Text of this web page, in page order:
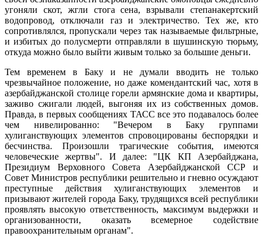
угоняли скот, жгли стога сена, взрывали степанакертский
водопровод, отключали газ и электричество. Тех же, кто
сопротивлялся, пропускали через так называемые фильтрные,
и избитых до полусмерти отправляли в шушинскую тюрьму,
откуда можно было выйти живым только за большие деньги.
Тем временем в Баку и не думали вводить не только
чрезвычайное положение, но даже комендантский час, хотя в
азербайджанской столице горели армянские дома и квартиры,
заживо сжигали людей, выгоняя их из собственных домов.
Правда, в первых сообщениях ТАСС все это подавалось более
чем нивелированно: "Вечером в Баку группами
хулиганствующих элементов спровоцированы беспорядки и
бесчинства. Произошли трагические события, имеются
человеческие жертвы". И далее: "ЦК КП Азербайджана,
Президиум Верховного Совета Азербайджанской ССР и
Совет Министров республики решительно и гневно осуждают
преступные действия хулиганствующих элементов и
призывают жителей города Баку, трудящихся всей республики
проявлять высокую ответственность, максимум выдержки и
организованности, оказать всемерное содействие
правоохранительным органам".